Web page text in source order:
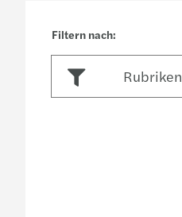
Rubriken